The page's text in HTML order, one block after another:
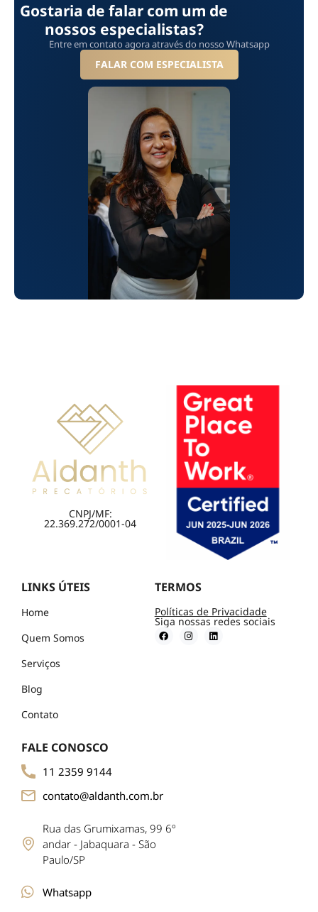
Gostaria de falar com um de
nossos especialistas?
Entre em contato agora através do nosso Whatsapp
FALAR COM ESPECIALISTA
CNPJ/MF:
22.369.272/0001-04
LINKS ÚTEIS
Home
Quem Somos
Serviços
Blog
Contato
TERMOS
Políticas de Privacidade
Siga nossas redes sociais
FALE CONOSCO
11 2359 9144
contato@aldanth.com.br
Rua das Grumixamas, 99 6º
andar - Jabaquara - São
Paulo/SP
Whatsapp